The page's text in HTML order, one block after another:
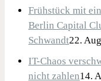
Frühstück mit
Berlin Capital
Schwandt22.
IT-Chaos
nicht zahlen14.